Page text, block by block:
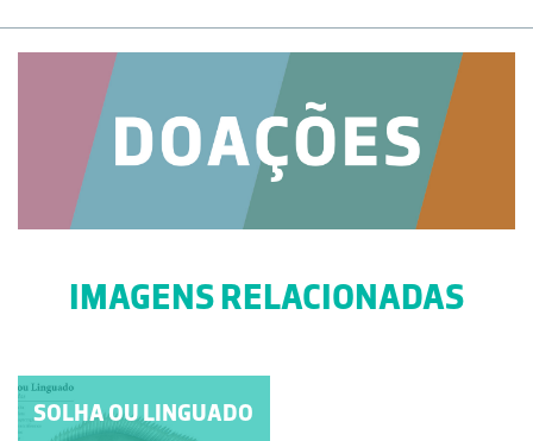
IMAGENS RELACIONADAS
PALOMENA PRASINA
SOLHA OU LINGUADO